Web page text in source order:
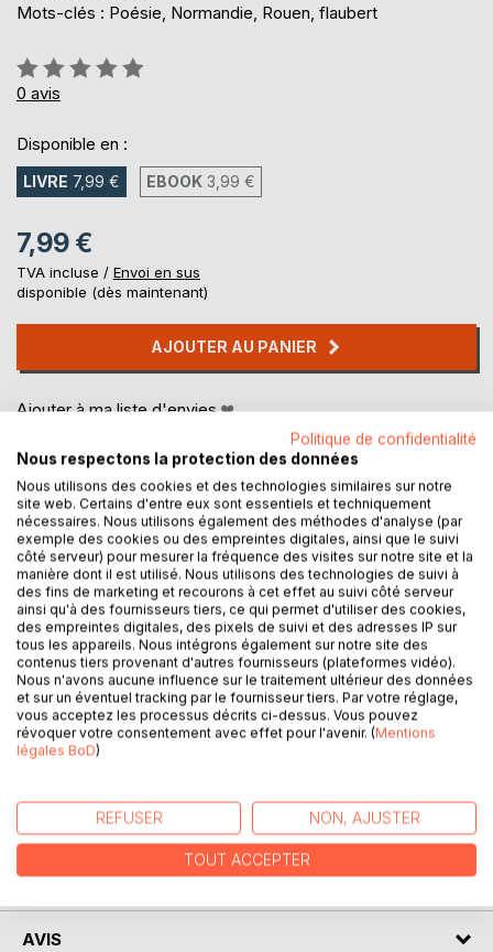
Mots-clés : Poésie, Normandie, Rouen, flaubert
Évaluation:
0%
0 avis
Disponible en :
LIVRE 7,99 € EBOOK 3,99 €
7,99 €
TVA incluse / Envoi en sus
disponible (dès maintenant)
AJOUTER AU PANIER
Ajouter à ma liste d'envies
DESCRIPTION
Pierre Cléon présente plus de cinquante poèmes et
proses, retraçant ses passions et ses rêves, à travers sa
jeunesse et son
quotidien, par amour pour le territoire de Flaubert : la
Normandie.
AUTEUR(S)
CRITIQUES PRESSE
AVIS
Politique de confidentialité
Nous respectons la protection des données
Nous utilisons des cookies et des technologies similaires sur notre
site web. Certains d'entre eux sont essentiels et techniquement
nécessaires. Nous utilisons également des méthodes d'analyse (par
exemple des cookies ou des empreintes digitales, ainsi que le suivi
côté serveur) pour mesurer la fréquence des visites sur notre site et la
manière dont il est utilisé. Nous utilisons des technologies de suivi à
des fins de marketing et recourons à cet effet au suivi côté serveur
ainsi qu'à des fournisseurs tiers, ce qui permet d'utiliser des cookies,
des empreintes digitales, des pixels de suivi et des adresses IP sur
tous les appareils. Nous intégrons également sur notre site des
contenus tiers provenant d'autres fournisseurs (plateformes vidéo).
Nous n'avons aucune influence sur le traitement ultérieur des données
et sur un éventuel tracking par le fournisseur tiers. Par votre réglage,
vous acceptez les processus décrits ci-dessus. Vous pouvez
révoquer votre consentement avec effet pour l'avenir. (Mentions
légales BoD)
REFUSER NON, AJUSTER
TOUT ACCEPTER